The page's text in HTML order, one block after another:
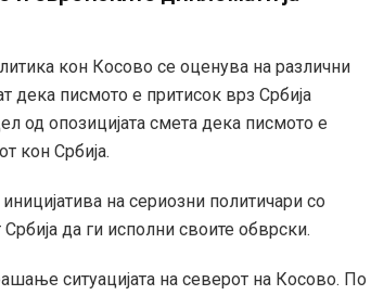
кон Косово се оценува на различни
дека писмото е притисок врз Србија
од опозицијата смета дека писмото е
кон Србија.
на сериозни политичари со
да ги исполни своите обврски.
ситуацијата на северот на Косово. По